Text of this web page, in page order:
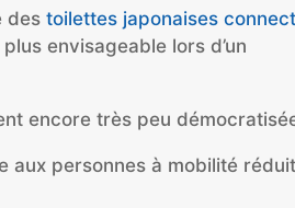
des toilettes japonaises
envisageable lors d’un
encore très peu
aux personnes à mobilité